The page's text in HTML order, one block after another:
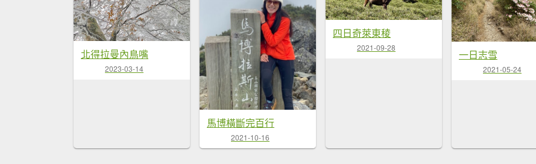
北得拉曼內鳥嘴
2023-03-14
馬博橫斷完百行
2021-10-16
四日奇萊東稜
2021-09-28
一日志雪
2021-05-24